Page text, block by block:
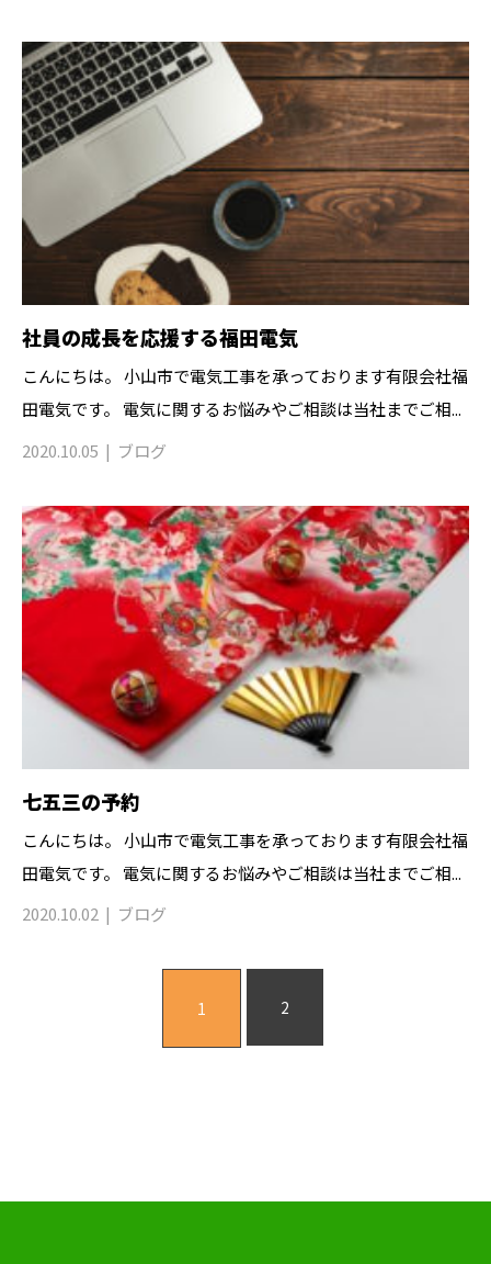
社員の成長を応援する福田電気
こんにちは。 小山市で電気工事を承っております有限会社福
田電気です。 電気に関するお悩みやご相談は当社までご相...
2020.10.05
ブログ
七五三の予約
こんにちは。 小山市で電気工事を承っております有限会社福
田電気です。 電気に関するお悩みやご相談は当社までご相...
2020.10.02
ブログ
1 2